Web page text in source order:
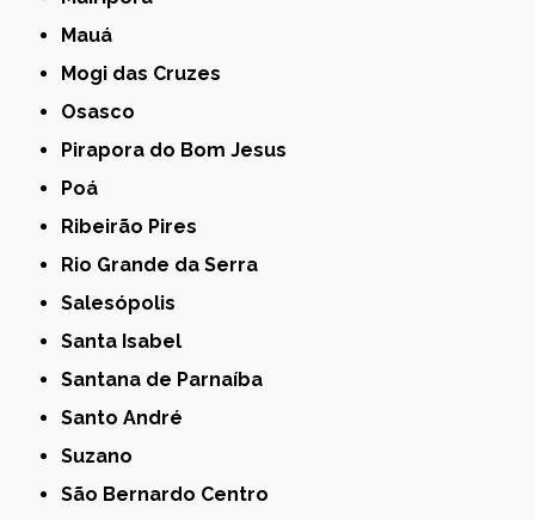
Mauá
Mogi das Cruzes
Osasco
Pirapora do Bom Jesus
Poá
Ribeirão Pires
Rio Grande da Serra
Salesópolis
Santa Isabel
Santana de Parnaíba
Santo André
Suzano
São Bernardo Centro